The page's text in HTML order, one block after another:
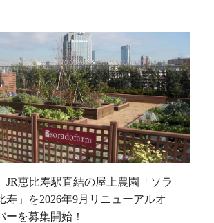
JR恵比寿駅直結の屋上農園「ソラ
寿」を2026年9月リニューアルオ
ーを募集開始！